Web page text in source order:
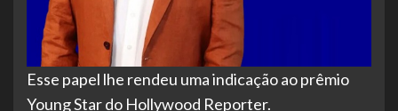
Esse papel lhe rendeu uma indicação ao prêmio
Young Star do Hollywood Reporter.